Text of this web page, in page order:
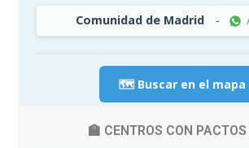
Comunidad de Madrid -
🗺️ Buscar en el mapa
🏫 CENTROS CON